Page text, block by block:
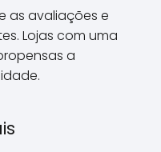
as avaliações e
Lojas com uma
a